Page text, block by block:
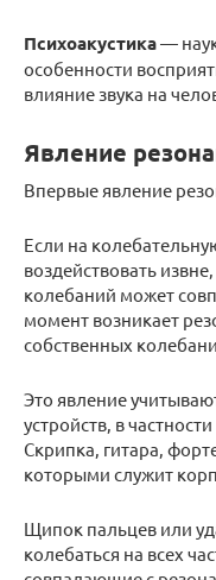
Психоакустика—
особенности
влияние звука на
Явление
Впервые явление
Если на
воздействовать
колебаний может
момент возникает
собственных
Это явление
устройств, в
Скрипка, гитара,
которыми служит
Щипок пальцев или
колебаться на всех